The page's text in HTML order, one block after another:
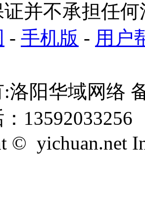
并不承担任
- 手机版 - 用户
洛阳华域网络
13592033256
© yichuan.net